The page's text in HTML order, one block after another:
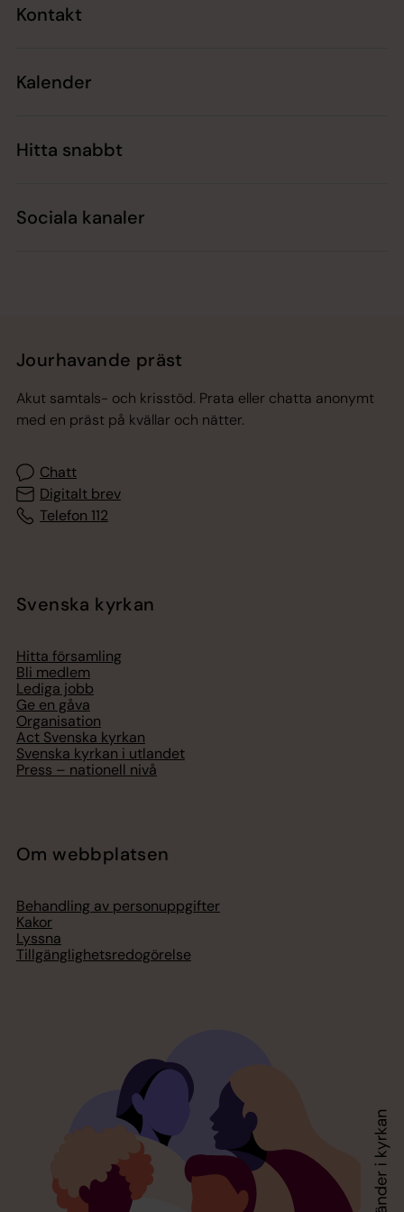
Kontakt
Kalender
Hitta snabbt
Sociala kanaler
Jourhavande präst
Akut samtals- och krisstöd. Prata eller chatta anonymt
med en präst på kvällar och nätter.
Chatt
Digitalt brev
Telefon 112
Svenska kyrkan
Hitta församling
Bli medlem
Lediga jobb
Ge en gåva
Organisation
Act Svenska kyrkan
Svenska kyrkan i utlandet
Press – nationell nivå
Om webbplatsen
Behandling av personuppgifter
Kakor
Lyssna
Tillgänglighetsredogörelse